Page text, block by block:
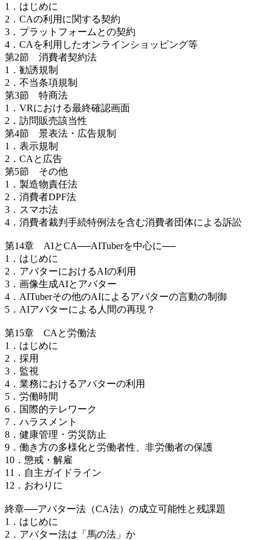
1．はじめに
2．CAの利用に関する契約
3．プラットフォームとの契約
4．CAを利用したオンラインショッピング等
第2節 消費者契約法
1．勧誘規制
2．不当条項規制
第3節 特商法
1．VRにおける最終確認画面
2．訪問販売該当性
第4節 景表法・広告規制
1．表示規制
2．CAと広告
第5節 その他
1．製造物責任法
2．消費者DPF法
3．スマホ法
4．消費者裁判手続特例法を含む消費者団体による訴訟
第14章 AIとCA──AITuberを中心に──
1．はじめに
2．アバターにおけるAIの利用
3．画像生成AIとアバター
4．AITuberその他のAIによるアバターの言動の制御
5．AIアバターによる人間の再現？
第15章 CAと労働法
1．はじめに
2．採用
3．監視
4．業務におけるアバターの利用
5．労働時間
6．国際的テレワーク
7．ハラスメント
8．健康管理・労災防止
9．働き方の多様化と労働者性、非労働者の保護
10．懲戒・解雇
11．自主ガイドライン
12．おわりに
終章──アバター法（CA法）の成立可能性と残課題
1．はじめに
2．アバター法は「馬の法」か